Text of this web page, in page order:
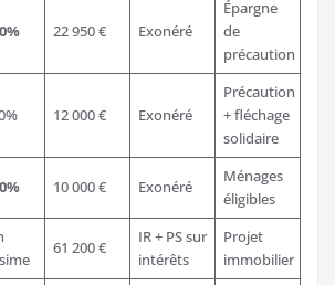
22 950 € Exonéré
Épargne
de
précaution
12 000 € Exonéré
Précaution
+ fléchage
solidaire
10 000 € Exonéré
Ménages
éligibles
61 200 €
IR + PS sur
intérêts
Projet
immobilier